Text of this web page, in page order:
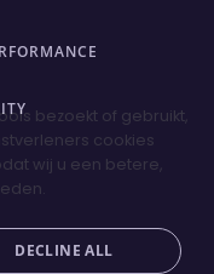
bezoekt of gebruikt,
cookies
wij u een betere,
DECLINE ALL